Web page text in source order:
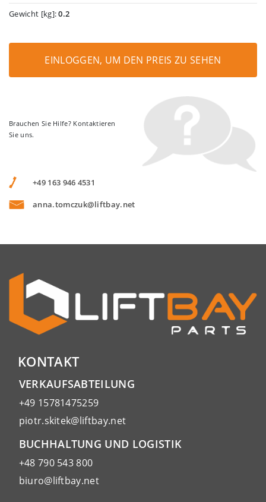
Gewicht [kg]:0.2
EINLOGGEN, UM DEN PREIS ZU SEHEN
Brauchen Sie Hilfe? Kontaktieren
Sie uns.
+49 163 946 4531
anna.tomczuk@liftbay.net
KONTAKT
VERKAUFSABTEILUNG
+49 15781475259
piotr.skitek@liftbay.net
BUCHHALTUNG UND LOGISTIK
+48 790 543 800
biuro@liftbay.net